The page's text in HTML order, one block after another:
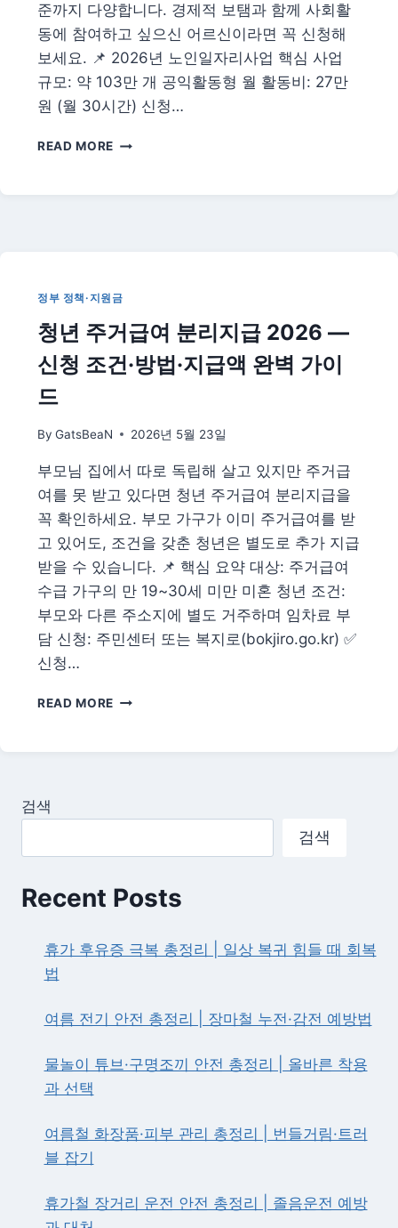
드
나
준까지 다양합니다. 경제적 보탬과 함께 사회활
동에 참여하고 싶으신 어르신이라면 꼭 신청해
보세요. 📌 2026년 노인일자리사업 핵심 사업
규모: 약 103만 개 공익활동형 월 활동비: 27만
원 (월 30시간) 신청…
READ MORE 2026
일
신
방
법
—
활
유
형
·
여
·
신
청
차
정부 정책·지원금
청년 주거급여 분리지급 2026 —
신청 조건·방법·지급액 완벽 가이
드
By GatsBeaN 2026년 5월 23일
부모님 집에서 따로 독립해 살고 있지만 주거급
여를 못 받고 있다면 청년 주거급여 분리지급을
꼭 확인하세요. 부모 가구가 이미 주거급여를 받
고 있어도, 조건을 갖춘 청년은 별도로 추가 지급
받을 수 있습니다. 📌 핵심 요약 대상: 주거급여
수급 가구의 만 19~30세 미만 미혼 청년 조건:
부모와 다른 주소지에 별도 거주하며 임차료 부
담 신청: 주민센터 또는 복지로(bokjiro.go.kr) ✅
신청…
READ MORE
거
2026
—
청
조
방
지
완
드
검색
검색
Recent Posts
휴가 후유증 극복 총정리 | 일상 복귀 힘들 때 회복
법
여름 전기 안전 총정리 | 장마철 누전·감전 예방법
물놀이 튜브·구명조끼 안전 총정리 | 올바른 착용
과 선택
여름철 화장품·피부 관리 총정리 | 번들거림·트러
블 잡기
휴가철 장거리 운전 안전 총정리 | 졸음운전 예방